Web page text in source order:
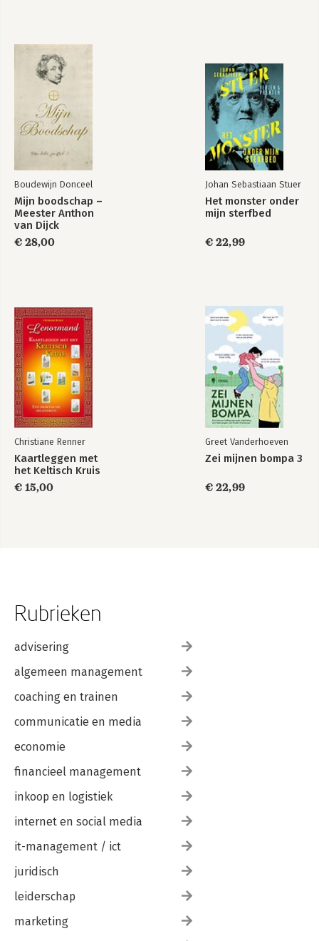
Boudewijn Donceel
Mijn boodschap –
Meester Anthon
van Dijck
€ 28,00
Johan Sebastiaan Stuer
Het monster onder
mijn sterfbed
€ 22,99
Christiane Renner
Kaartleggen met
het Keltisch Kruis
€ 15,00
Greet Vanderhoeven
Zei mijnen bompa 3
€ 22,99
Rubrieken
advisering
algemeen management
coaching en trainen
communicatie en media
economie
financieel management
inkoop en logistiek
internet en social media
it-management / ict
juridisch
leiderschap
marketing